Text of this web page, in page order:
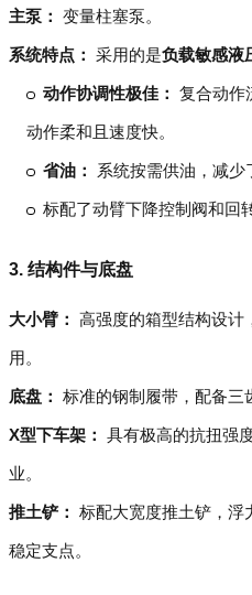
主泵： 变量柱塞泵。
系统特点： 采用的是负载敏感液
动作协调性极佳： 复合动作
动作柔和且速度快。
省油： 系统按需供油，减少
标配了动臂下降控制阀和回
3. 结构件与底盘
大小臂： 高强度的箱型结构设计
用。
底盘： 标准的钢制履带，配备三
X型下车架： 具有极高的抗扭强
业。
推土铲： 标配大宽度推土铲，浮
稳定支点。